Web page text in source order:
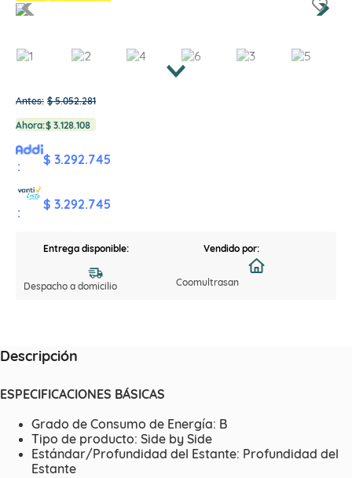
Antes: $ 5.052.281
Ahora:$ 3.128.108
: $ 3.292.745
:
$ 3.292.745
Entrega disponible:
Despacho a domicilio
Vendido por:
Coomultrasan
Descripción
ESPECIFICACIONES BÁSICAS
Grado de Consumo de Energía: B
Tipo de producto: Side by Side
Estándar/Profundidad del Estante: Profundidad del
Estante